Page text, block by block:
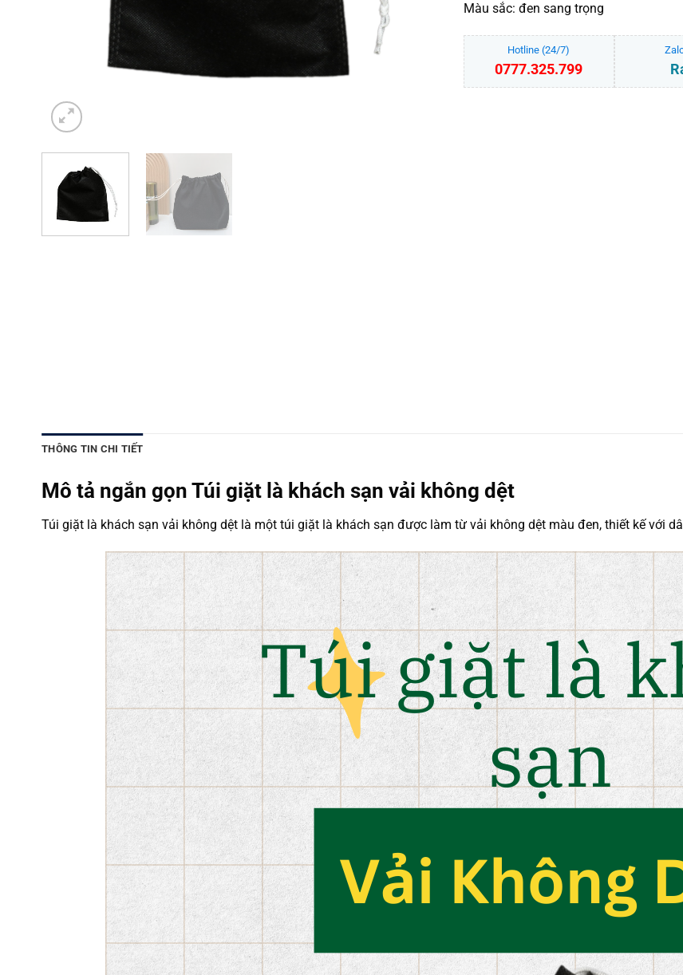
Màu sắc: đen sang trọng
Hotline (24/7)
0777.325.799
THÔNG TIN CHI TIẾT
Mô tả ngắn gọn Túi giặt là khách sạn vải không dệt
Túi giặt là khách sạn vải không dệt là một túi giặt là khách sạn được làm từ vải không dệt màu đen, thiết kế với